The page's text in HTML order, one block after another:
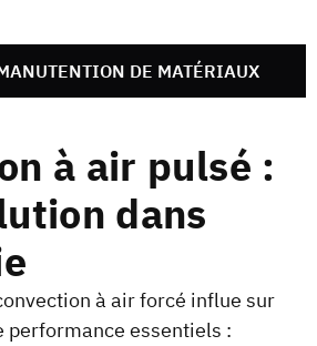
DE MATÉRIAUX
à air pulsé :
dans
à air forcé influe sur
essentiels :